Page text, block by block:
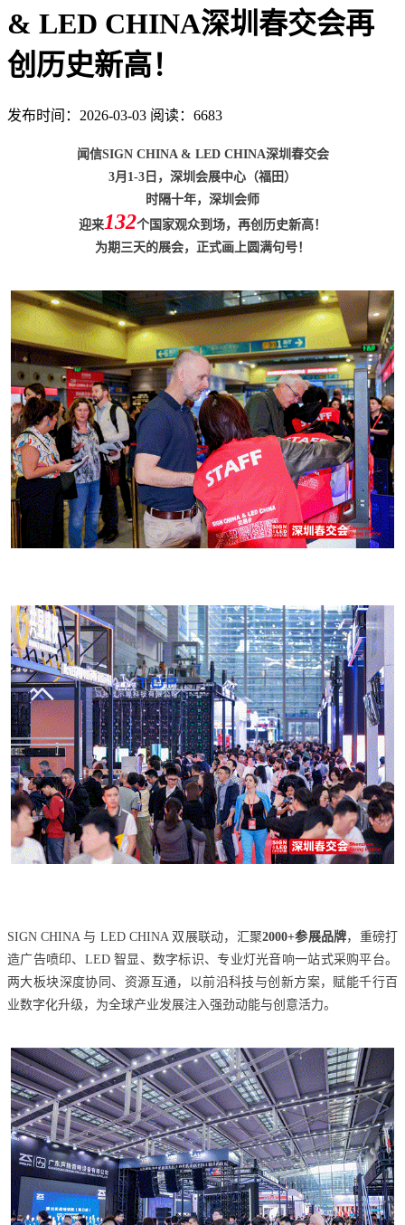
& LED CHINA深圳春交会再
创历史新高！
发布时间：2026-03-03 阅读：6683
闻信SIGN CHINA & LED CHINA深圳春交会
3月1-3日，深圳会展中心（福田）
时隔十年，深圳会师
迎来132个国家观众到场，再创历史新高！
为期三天的展会，正式画上圆满句号！
SIGN CHINA 与 LED CHINA 双展联动，汇聚2000+参展品牌，重磅打
造广告喷印、LED 智显、数字标识、专业灯光音响一站式采购平台。
两大板块深度协同、资源互通，以前沿科技与创新方案，赋能千行百
业数字化升级，为全球产业发展注入强劲动能与创意活力。